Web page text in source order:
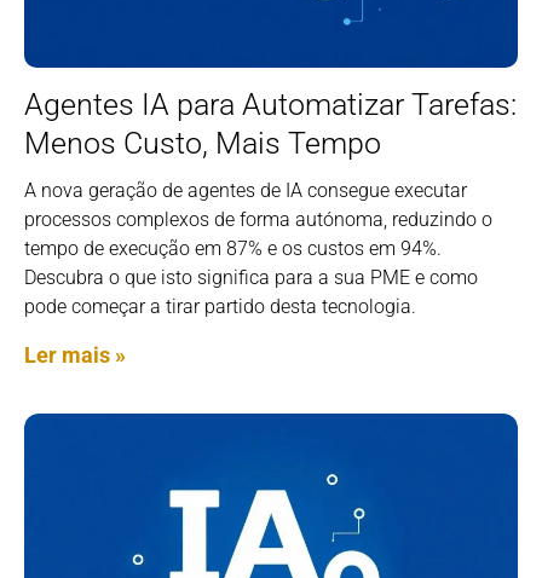
Agentes IA para Automatizar Tarefas:
Menos Custo, Mais Tempo
A nova geração de agentes de IA consegue executar
processos complexos de forma autónoma, reduzindo o
tempo de execução em 87% e os custos em 94%.
Descubra o que isto significa para a sua PME e como
pode começar a tirar partido desta tecnologia.
Ler mais »